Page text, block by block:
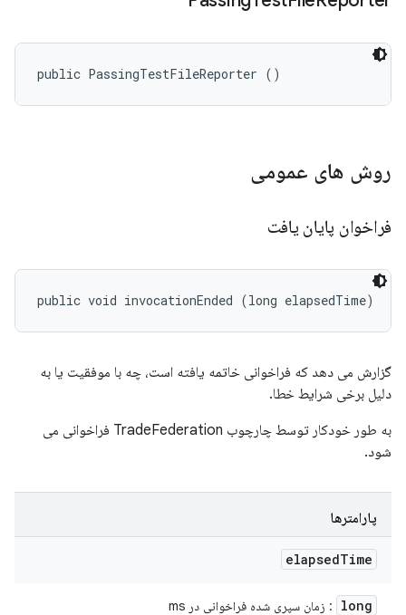
public PassingTestFileReporter ()
روش های عمومی
فراخوان پایان یافت
public void invocationEnded (long elapsedTime)
گزارش می دهد که فراخوانی خاتمه یافته است، چه با موفقیت یا به
دلیل برخی شرایط خطا.
به طور خودکار توسط چارچوب TradeFederation فراخوانی می
شود.
پارامترها
elapsedTime
long : زمان سپری شده فراخوانی در ms